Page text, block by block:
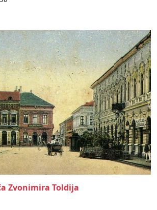
Zvonimira Toldija